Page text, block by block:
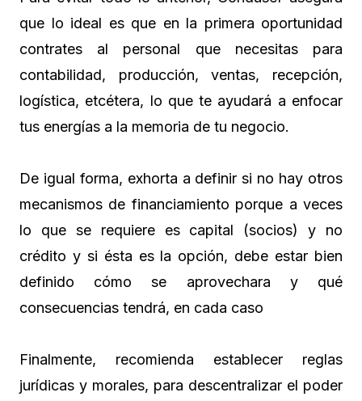
que lo ideal es que en la primera oportunidad
contrates al personal que necesitas para
contabilidad, producción, ventas, recepción,
logística, etcétera, lo que te ayudará a enfocar
tus energías a la memoria de tu negocio.
De igual forma, exhorta a definir si no hay otros
mecanismos de financiamiento porque a veces
lo que se requiere es capital (socios) y no
crédito y si ésta es la opción, debe estar bien
definido cómo se aprovechara y qué
consecuencias tendrá, en cada caso
Finalmente, recomienda establecer reglas
jurídicas y morales, para descentralizar el poder